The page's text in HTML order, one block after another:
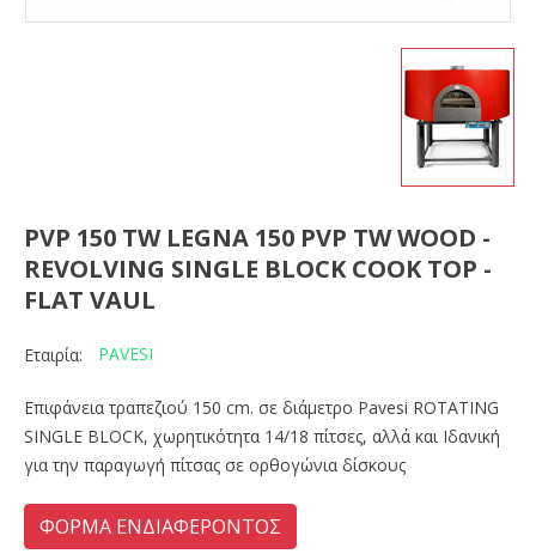
PVP 150 TW LEGNA 150 PVP TW WOOD -
REVOLVING SINGLE BLOCK COOK TOP -
FLAT VAUL
Εταιρία: PAVESI
Επιφάνεια τραπεζιού 150 cm. σε διάμετρο Pavesi ROTATING
SINGLE BLOCK, χωρητικότητα 14/18 πίτσες, αλλά και Ιδανική
για την παραγωγή πίτσας σε ορθογώνια δίσκους
ΦΟΡΜΑ ΕΝΔΙΑΦΕΡΟΝΤΟΣ